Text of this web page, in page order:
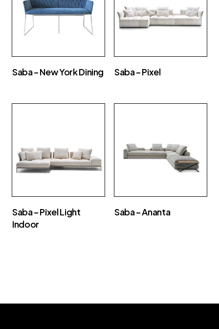
Saba – New York Dining Saba – Pixel
Saba – Pixel Light
Indoor
Saba – Ananta